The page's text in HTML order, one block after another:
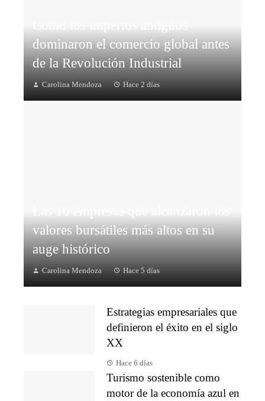
dominaron el comercio global antes
de la Revolución Industrial
Carolina Mendoza Hace 2 días
valores bursátiles más altos en su
auge histórico
Carolina Mendoza Hace 5 días
Estrategias empresariales que
definieron el éxito en el siglo
XX
Hace 6 días
Turismo sostenible como
motor de la economía azul en